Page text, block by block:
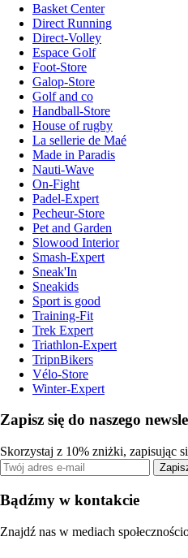
Basket Center
Direct Running
Direct-Volley
Espace Golf
Foot-Store
Galop-Store
Golf and co
Handball-Store
House of rugby
La sellerie de Maé
Made in Paradis
Nauti-Wave
On-Fight
Padel-Expert
Pecheur-Store
Pet and Garden
Slowood Interior
Smash-Expert
Sneak'In
Sneakids
Sport is good
Training-Fit
Trek Expert
Triathlon-Expert
TripnBikers
Vélo-Store
Winter-Expert
Zapisz się do naszego
Skorzystaj z 10% zniżki, zapisując
Bądźmy w kontakcie
Znajdź nas w mediach